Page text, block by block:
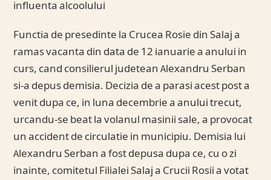
influenta alcoolului
Functia de presedinte la Crucea Rosie din Salaj a
ramas vacanta din data de 12 ianuarie a anului in
curs, cand consilierul judetean Alexandru Serban
si-a depus demisia. Decizia de a parasi acest post a
venit dupa ce, in luna decembrie a anului trecut,
urcandu-se beat la volanul masinii sale, a provocat
un accident de circulatie in municipiu. Demisia lui
Alexandru Serban a fost depusa dupa ce, cu o zi
inainte, comitetul Filialei Salaj a Crucii Rosii a votat